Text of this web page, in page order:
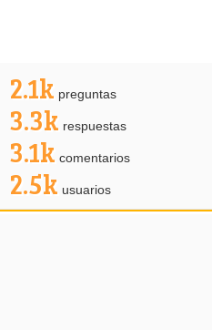
2.1k preguntas
3.3k respuestas
3.1k comentarios
2.5k usuarios